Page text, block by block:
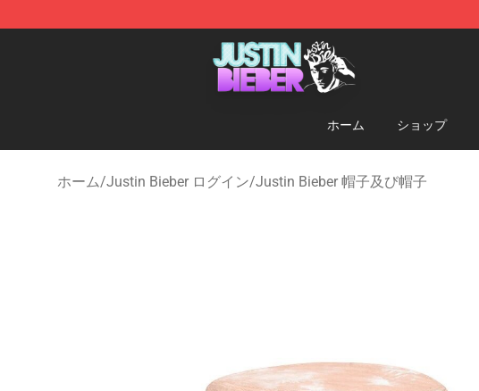
Justin Bieber Store - Official Justin Bieber Merchandise Shop
ホーム ショップ
ホーム/Justin Bieber ログイン/Justin Bieber 帽子及び帽子